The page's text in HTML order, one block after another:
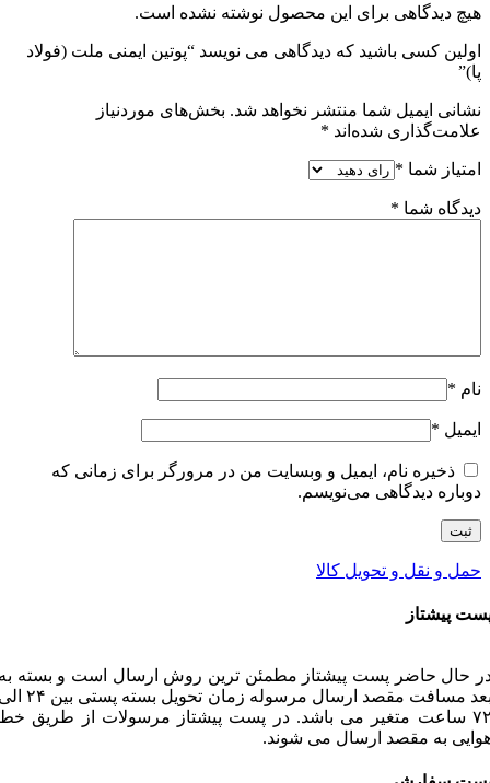
هیچ دیدگاهی برای این محصول نوشته نشده است.
اولین کسی باشید که دیدگاهی می نویسد “پوتین ایمنی ملت (فولاد
پا)”
نشانی ایمیل شما منتشر نخواهد شد. بخش‌های موردنیاز
علامت‌گذاری شده‌اند *
امتیاز شما *
دیدگاه شما *
نام *
ایمیل *
ذخیره نام، ایمیل و وبسایت من در مرورگر برای زمانی که
دوباره دیدگاهی می‌نویسم.
حمل و نقل و تحویل کالا
پیشتاز
حال حاضر پست پیشتاز مطمئن ترین روش ارسال است و بسته
بعد مسافت مقصد ارسال مرسوله زمان تحویل بسته پستی
۷۲ ساعت متغیر می باشد. در پست پیشتاز مرسولات از طریق
به مقصد ارسال می شوند.